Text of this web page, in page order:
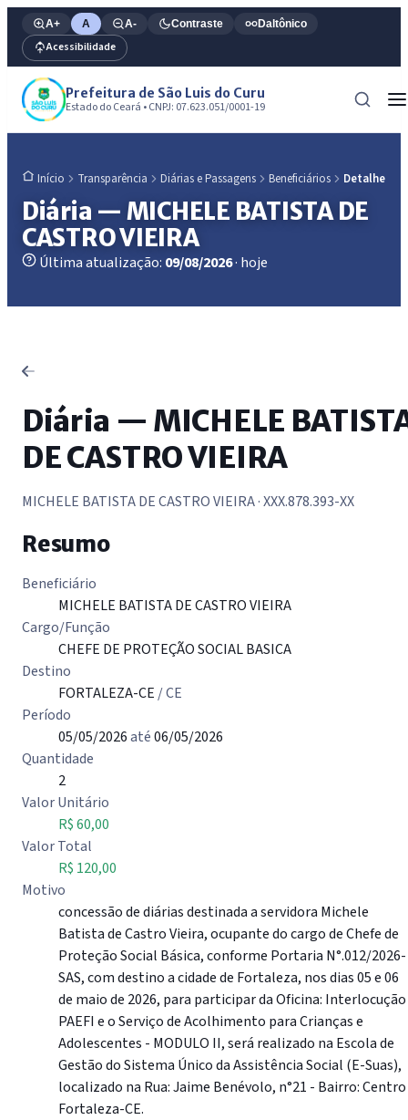
A+ A A- Contraste Daltônico
Acessibilidade
Prefeitura de São Luis do Curu
Estado do Ceará • CNPJ: 07.623.051/0001-19
Início Transparência Diárias e Passagens Beneficiários Detalhe
Diária — MICHELE BATISTA DE
CASTRO VIEIRA
Última atualização: 09/08/2026· hoje
Diária — MICHELE
DE CASTRO VIEIRA
MICHELE BATISTA DE CASTRO VIEIRA· XXX.878.393-XX
Resumo
Beneficiário
MICHELE BATISTA DE CASTRO VIEIRA
Cargo/Função
CHEFE DE PROTEÇÃO SOCIAL BASICA
Destino
FORTALEZA-CE / CE
Período
05/05/2026até06/05/2026
Quantidade
2
Valor Unitário
R$ 60,00
Valor Total
R$ 120,00
Motivo
concessão de diárias destinada a servidora Michele
Batista de Castro Vieira, ocupante do cargo de Chefe de
Proteção Social Básica, conforme Portaria N°.012/2026-
SAS, com destino a cidade de Fortaleza, nos dias 05 e 06
de maio de 2026, para participar da Oficina: Interlocução
PAEFI e o Serviço de Acolhimento para Crianças e
Adolescentes - MODULO II, será realizado na Escola de
Gestão do Sistema Único da Assistência Social (E-Suas),
localizado na Rua: Jaime Benévolo, n°21 - Bairro:
Fortaleza-CE.